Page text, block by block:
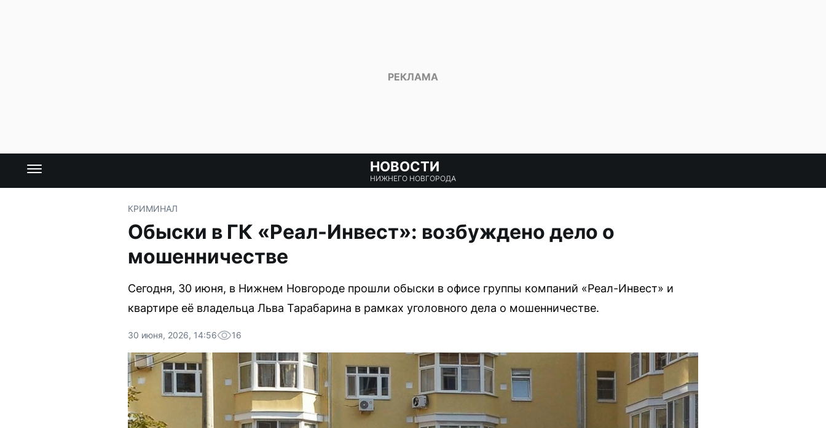
НОВОСТИ
НИЖНЕГО НОВГОРОДА
КРИМИНАЛ
Обыски в ГК «Реал-Инвест»: возбуждено дело о
мошенничестве
Сегодня, 30 июня, в Нижнем Новгороде прошли обыски в офисе группы компаний «Реал-Инвест» и
квартире её владельца Льва Тарабарина в рамках уголовного дела о мошенничестве.
30 июня, 2026, 14:56 16